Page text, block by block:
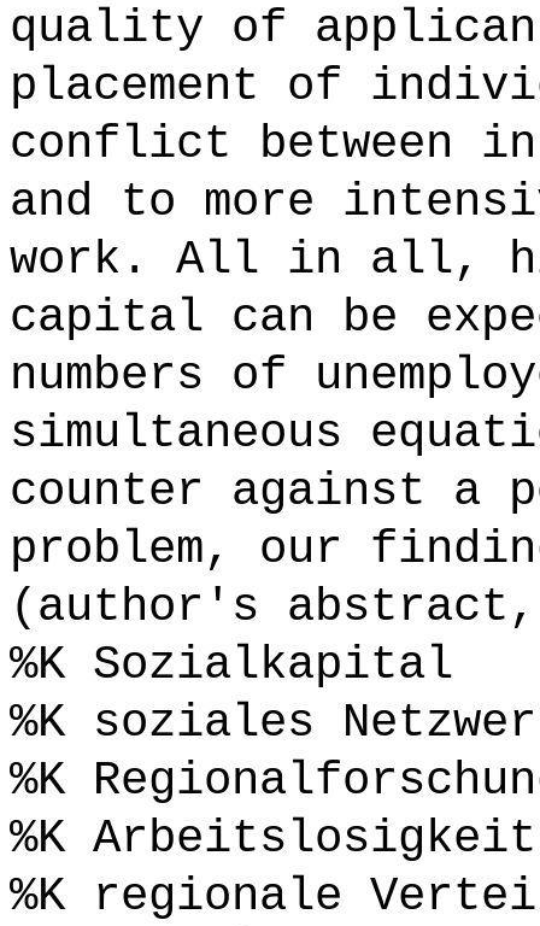
quality of
placement of
conflict between
and to more
work. All in all,
capital can be
numbers of
simultaneous
counter against a
problem, our
(author's
%K Sozialkapital
%K soziales
%K
%K Arbeitslosigkeit
%K regionale